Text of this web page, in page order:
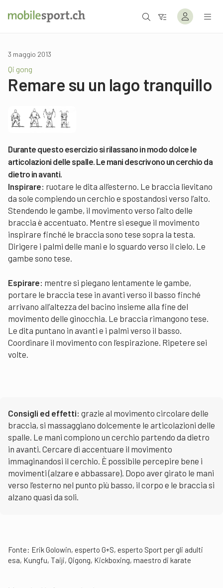
3 maggio 2013
Qi gong
Remare su un lago tranquillo
Durante questo esercizio si rilassano in modo dolce le
articolazioni delle spalle. Le mani descrivono un cerchio da
dietro in avanti.
Inspirare: ruotare le dita all’esterno. Le braccia lievitano
da sole compiendo un cerchio e spostandosi verso l’alto.
Stendendo le gambe, il movimento verso l’alto delle
braccia è accentuato. Mentre si esegue il movimento
inspirare finché le braccia sono tese sopra la testa.
Dirigere i palmi delle mani e lo sguardo verso il cielo. Le
gambe sono tese.
Espirare: mentre si piegano lentamente le gambe,
portare le braccia tese in avanti verso il basso finché
arrivano all’altezza del bacino insieme alla fine del
movimento delle ginocchia. Le braccia rimangono tese.
Le dita puntano in avanti e i palmi verso il basso.
Coordinare il movimento con l’espirazione. Ripetere sei
volte.
Consigli ed effetti: grazie al movimento circolare delle
braccia, si massaggiano dolcemente le articolazioni delle
spalle. Le mani compiono un cerchio partendo da dietro
in avanti. Cercare di accentuare il movimento
immaginandosi il cerchio. È possibile percepire bene i
movimenti (alzare e abbassare). Dopo aver girato le mani
verso l’esterno nel punto più basso, il corpo e le braccia si
alzano quasi da soli.
Fonte: Erik Golowin, esperto G+S, esperto Sport per gli adulti
esa, Kungfu, Taiji, Qigong, Kickboxing, maestro di karate